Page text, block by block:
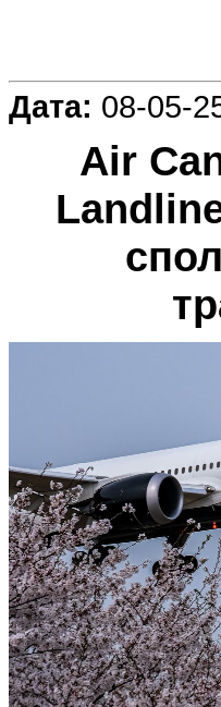
Дата: 08-05-
Air